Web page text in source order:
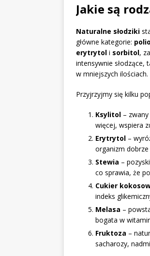
Jakie są
Naturalne słodziki
główne kategorie:
erytrytol i sorbitol,
intensywnie słodzące,
w mniejszych ilościach.
Przyjrzyjmy się kilku
Ksylitol –
więcej, wspiera
Erytrytol –
organizm
Stewia –
co sprawia, że
Cukier
indeks
Melasa –
bogata w
Fruktoza –
sacharozy,